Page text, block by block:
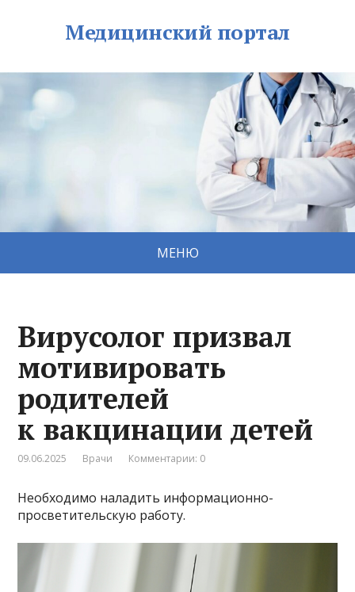
Медицинский портал
МЕНЮ
Вирусолог призвал
мотивировать
родителей
к вакцинации детей
09.06.2025 Врачи Комментарии: 0
Необходимо наладить информационно-
просветительскую работу.